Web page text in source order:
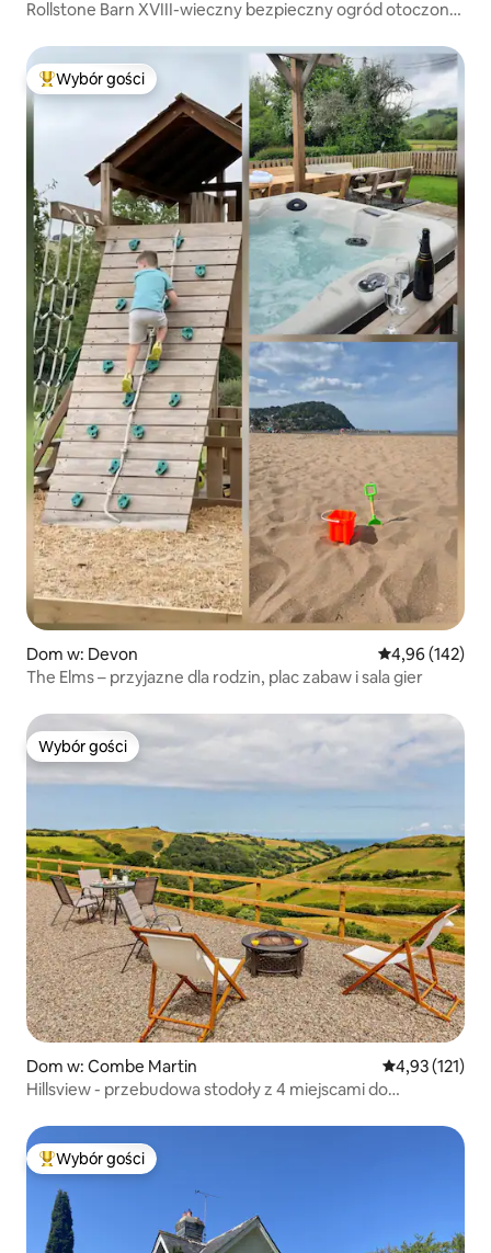
Rollstone Barn XVIII-wieczny bezpieczny ogród otoczony
Najpopularniejsze z kategorii Wybór gości
Wybór gości
Dom w: Devon Średnia
4,96 (142)
The Elms – przyjazne dla rodzin, plac zabaw i sala gier
Wybór gości
Wybór gości
Dom w: Combe Martin Średnia
4,93 (121)
Hillsview - przebudowa stodoły z 4 miejscami do
Najpopularniejsze z kategorii Wybór gości
Wybór gości